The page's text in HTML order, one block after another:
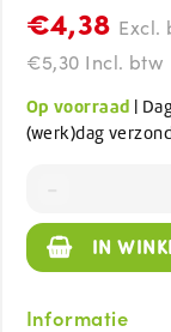
€4,38 Excl.
€5,30 Incl. btw
Op voorraad |
(werk)dag
IN
Informatie